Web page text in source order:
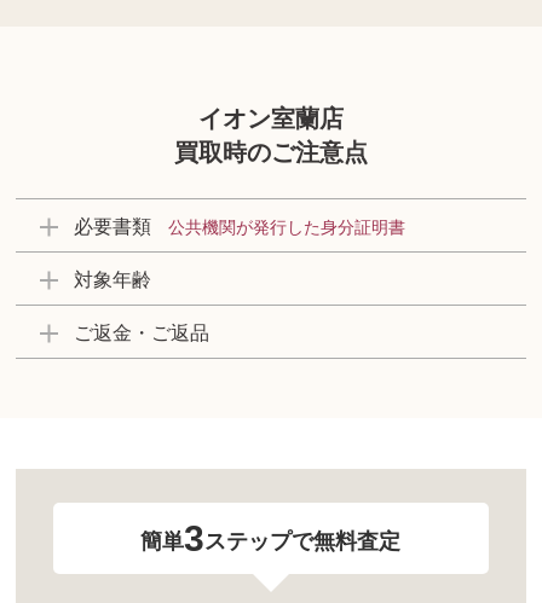
イオン室蘭店
買取時のご注意点
必要書類 公共機関が発行した身分証明書
対象年齢
ご返金・ご返品
簡単3ステップで無料査定